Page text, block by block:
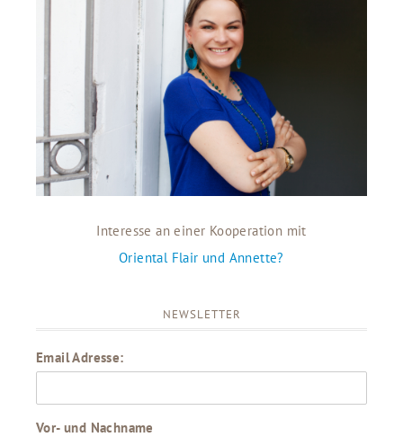
Interesse an einer Kooperation mit
Oriental Flair und Annette?
NEWSLETTER
Email Adresse:
Vor- und Nachname